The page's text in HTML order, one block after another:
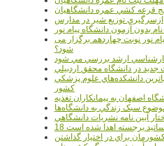
قرعه کشي عمره دانشگاهيان
ازسرگيري توزيع شير در مدارس
بدون آزمون دانشگاه پیام نور
نور نوبت چهاردهم برگزار می
شود؟
جديد در دانشگاه محقق اردبيلي
از نوپاترين دانشکده‌هاي علوم پزشکي
کشور
اصفهان به پيمانکاران تغذيه
آيين نامه نشريات دانشگاهي
برجسته اهدا شده است
براي در اختيار گذاشتن